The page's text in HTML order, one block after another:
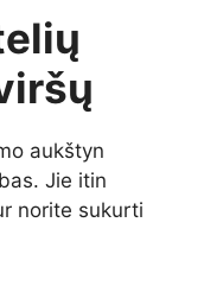
aukštyn
Jie itin
norite sukurti